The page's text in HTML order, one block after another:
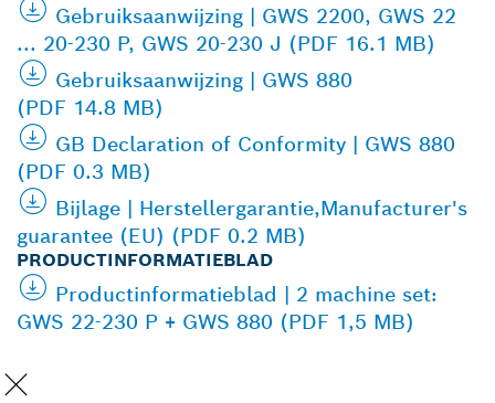
Gebruiksaanwijzing | GWS 2200, GWS 22
... 20-230 P, GWS 20-230 J (PDF 16.1 MB)
Gebruiksaanwijzing | GWS 880
(PDF 14.8 MB)
GB Declaration of Conformity | GWS 880
(PDF 0.3 MB)
Bijlage | Herstellergarantie,Manufacturer's
guarantee (EU) (PDF 0.2 MB)
PRODUCTINFORMATIEBLAD
Productinformatieblad | 2 machine set:
GWS 22-230 P + GWS 880 (PDF 1,5 MB)